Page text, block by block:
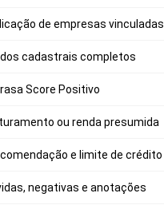
de empresas vinculadas
cadastrais completos
Score Positivo
ou renda presumida
e limite de crédito
negativas e anotações